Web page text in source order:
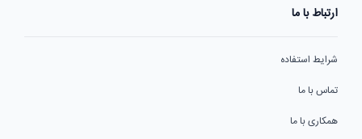
ارتباط با ما
شرایط استفاده
تماس با ما
همکاری با ما